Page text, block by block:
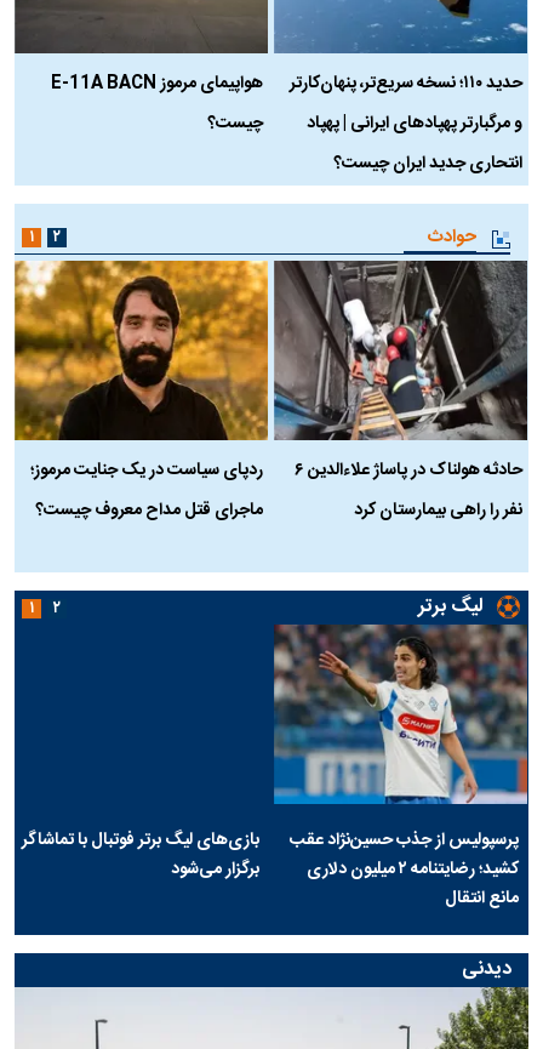
حدید ۱۱۰؛ نسخه سریع‌تر، پنهان‌کارتر
و مرگبارتر پهپادهای ایرانی | پهپاد
انتحاری جدید ایران چیست؟
هواپیمای مرموز E-11A BACN
چیست؟
حوادث
حادثه هولناک در پاساژ علاءالدین ۶
نفر را راهی بیمارستان کرد
ردپای سیاست در یک جنایت مرموز؛
ماجرای قتل مداح معروف چیست؟
۱ ۲
لیگ برتر
پرسپولیس از جذب حسین‌نژاد عقب
کشید؛ رضایتنامه ۲ میلیون دلاری
مانع انتقال
بازی‌های لیگ برتر فوتبال با تماشاگر
برگزار می‌شود
۱ ۲
دیدنی